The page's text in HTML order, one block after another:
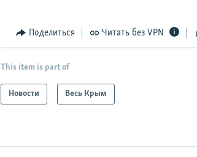
Поделиться Читать без VPN
This item is part of
Новости Весь Крым